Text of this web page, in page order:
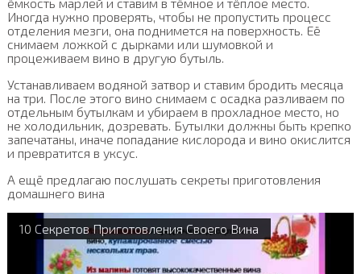
Иногда нужно проверять, чтобы не пропустить процесс
отделения мезги, она поднимется на поверхность. Её
снимаем ложкой с дырками или шумовкой и
процеживаем вино в другую бутыль.
Устанавливаем водяной затвор и ставим бродить месяца
на три. После этого вино снимаем с осадка разливаем по
отдельным бутылкам и убираем в прохладное место, но
не холодильник, дозревать. Бутылки должны быть крепко
запечатаны, иначе попадание кислорода и вино окислится
и превратится в уксус.
А ещё предлагаю послушать секреты приготовления
домашнего вина
10 Cекретов Приготовления Своего Вина